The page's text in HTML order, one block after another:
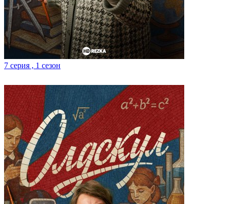
7 серия , 1 сезон